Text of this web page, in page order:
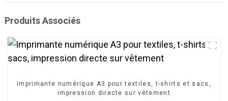
Produits Associés
Imprimante numérique A3 pour textiles, t-shirts et sacs,
impression directe sur vêtement